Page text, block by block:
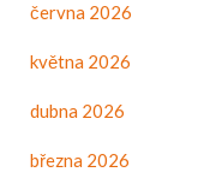
června 2026
května 2026
dubna 2026
března 2026